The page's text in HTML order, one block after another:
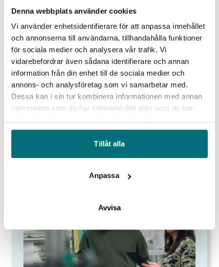
Denna webbplats använder cookies
Vi använder enhetsidentifierare för att anpassa innehållet
och annonserna till användarna, tillhandahålla funktioner
för sociala medier och analysera vår trafik. Vi
vidarebefordrar även sådana identifierare och annan
information från din enhet till de sociala medier och
annons- och analysföretag som vi samarbetar med.
Dessa kan i sin tur kombinera informationen med annan
information som du har tillhandahållit eller som de har
Tillåt alla
Anpassa
Avvisa
förmåga inom affärsutveckling. Vi visar på
möjligheter att utveckla både befintliga
och nya hållbara affärer.
Omvärldsanalys och strategiutveckling
Hållbara affärer och cirkulär omställning
Lean och effektiva organisationer